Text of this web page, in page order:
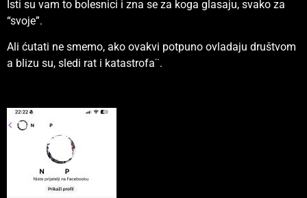
Isti su vam to bolesnici i zna se za koga glasaju, svako za
“svoje”.
Ali ćutati ne smemo, ako ovakvi potpuno ovladaju društvom
a blizu su, sledi rat i katastrofa¨.